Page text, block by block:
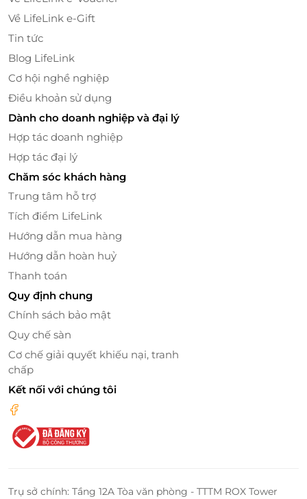
Về LifeLink e-Gift
Tin tức
Blog LifeLink
Cơ hội nghề nghiệp
Điều khoản sử dụng
Dành cho doanh nghiệp và đại lý
Hợp tác doanh nghiệp
Hợp tác đại lý
Chăm sóc khách hàng
Trung tâm hỗ trợ
Tích điểm LifeLink
Hướng dẫn mua hàng
Hướng dẫn hoàn huỷ
Thanh toán
Quy định chung
Chính sách bảo mật
Quy chế sàn
Cơ chế giải quyết khiếu nại, tranh
chấp
Kết nối với chúng tôi
Trụ sở chính: Tầng 12A Tòa văn phòng - TTTM ROX Tower